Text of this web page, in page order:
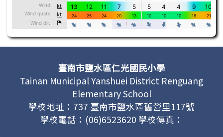
頁尾區域內容臺南市鹽水區仁光國民小學
Tainan Municipal Yanshuei District Renguang
Elementary School
學校地址：737 臺南市鹽水區舊營里117號
學校電話：(06)6523620 學校傳真：